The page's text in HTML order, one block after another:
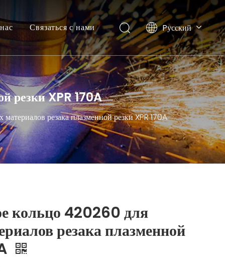
Связаться с нами Pусский
English
резки XPR 170A
резака плазменной резки XPR 170A
кольцо 420260 для
резака плазменной